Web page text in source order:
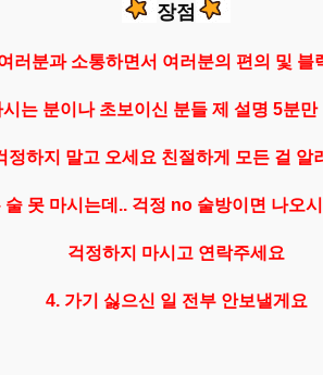
장점
러분과 소통하면서 여러분의 편의 및 블
는 분이나 초보이신 분들 제 설명 5분
정하지 말고 오세요 친절하게 모든 걸 알
술 못 마시는데.. 걱정 no 술방이면 나오
걱정하지 마시고 연락주세요
4. 가기 싫으신 일 전부 안보낼게요